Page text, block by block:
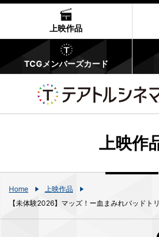
上映作品
TCGメンバーズカード
上映作
Home
上映作品
【未体験2026】マッズ！ー血まみれバッドト